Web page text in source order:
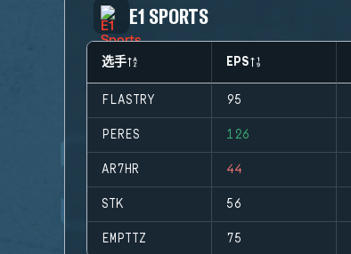
E1 SPORTS
选手 EPS
FLASTRY 95
PERES 126
AR7HR 44
STK 56
EMPTTZ 75